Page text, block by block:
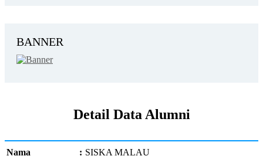
BANNER
Detail Data Alumni
Nama : SISKA MALAU